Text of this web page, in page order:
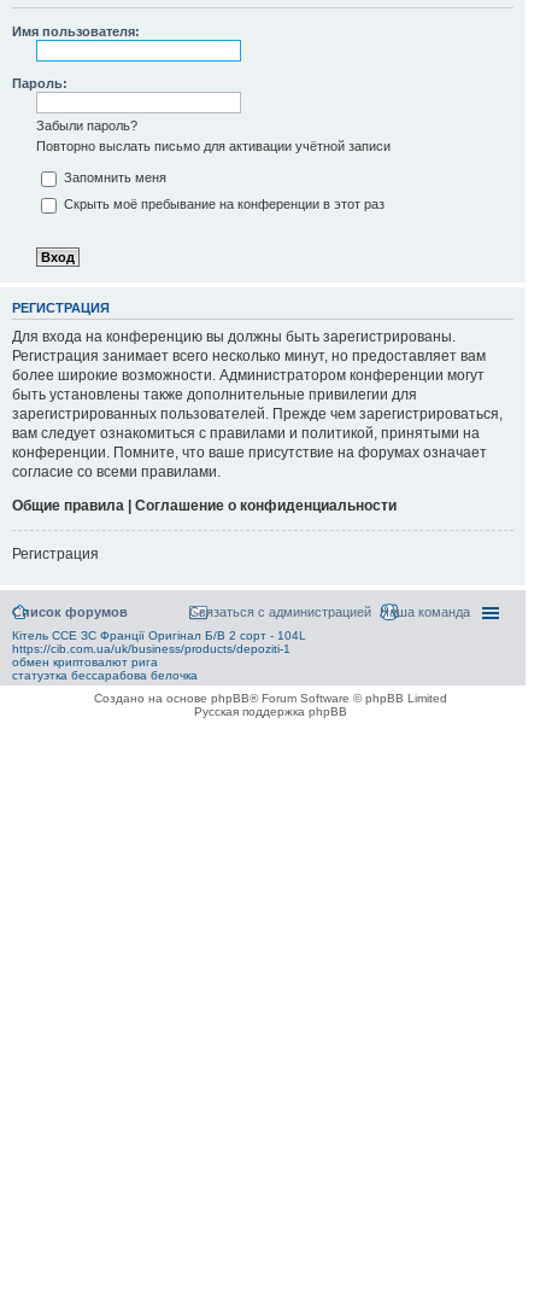
Имя пользователя:
Пароль:
Забыли пароль?
Повторно выслать письмо для активации учётной записи
Запомнить меня
Скрыть моё пребывание на конференции в этот раз
РЕГИСТРАЦИЯ
Для входа на конференцию вы должны быть зарегистрированы.
Регистрация занимает всего несколько минут, но предоставляет вам
более широкие возможности. Администратором конференции могут
быть установлены также дополнительные привилегии для
зарегистрированных пользователей. Прежде чем зарегистрироваться,
вам следует ознакомиться с правилами и политикой, принятыми на
конференции. Помните, что ваше присутствие на форумах означает
согласие со всеми правилами.
Общие правила | Соглашение о конфиденциальности
Регистрация
Список форумов Наша команда
Связаться с администрацией
Кітель ССЕ ЗС Франції Оригінал Б/В 2 сорт - 104L
https://cib.com.ua/uk/business/products/depoziti-1
обмен криптовалют рига
статуэтка бессарабова белочка
Создано на основе phpBB® Forum Software © phpBB Limited
Русская поддержка phpBB